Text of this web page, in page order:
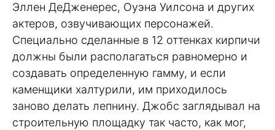
Эллен ДеДженерес, Оуэна Уилсона и других
актеров, озвучивающих персонажей.
Специально сделанные в 12 оттенках кирпичи
должны были располагаться равномерно и
создавать определенную гамму, и если
каменщики халтурили, им приходилось
заново делать лепнину. Джобс заглядывал на
строительную площадку так часто, как мог,